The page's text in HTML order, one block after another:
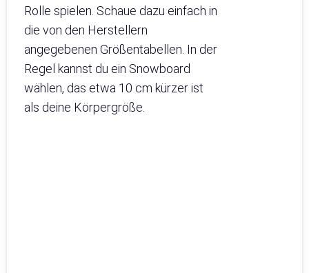
Rolle spielen. Schaue dazu einfach in
die von den Herstellern
angegebenen Größentabellen. In der
Regel kannst du ein Snowboard
wählen, das etwa 10 cm kürzer ist
als deine Körpergröße.